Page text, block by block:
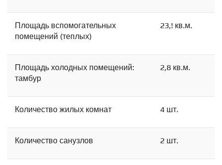
Площадь вспомогательных
помещений (теплых)
23,! кв.м.
Площадь холодных помещений:
тамбур
2,8 кв.м.
Количество жилых комнат 4 шт.
Количество санузлов 2 шт.
Спутник
Панорамы